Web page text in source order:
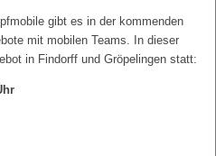
gibt es in der kommenden
mit mobilen Teams. In dieser
in Findorff und Gröpelingen statt: